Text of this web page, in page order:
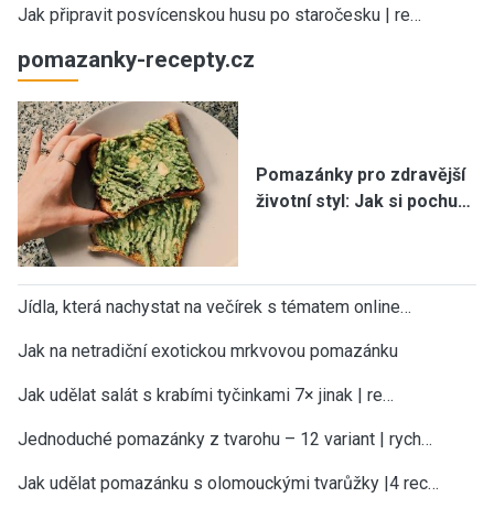
Jak připravit posvícenskou husu po staročesku | re…
pomazanky-recepty.cz
Pomazánky pro zdravější
životní styl: Jak si pochu…
Jídla, která nachystat na večírek s tématem online…
Jak na netradiční exotickou mrkvovou pomazánku
Jak udělat salát s krabími tyčinkami 7× jinak | re…
Jednoduché pomazánky z tvarohu – 12 variant | rych…
Jak udělat pomazánku s olomouckými tvarůžky |4 rec…